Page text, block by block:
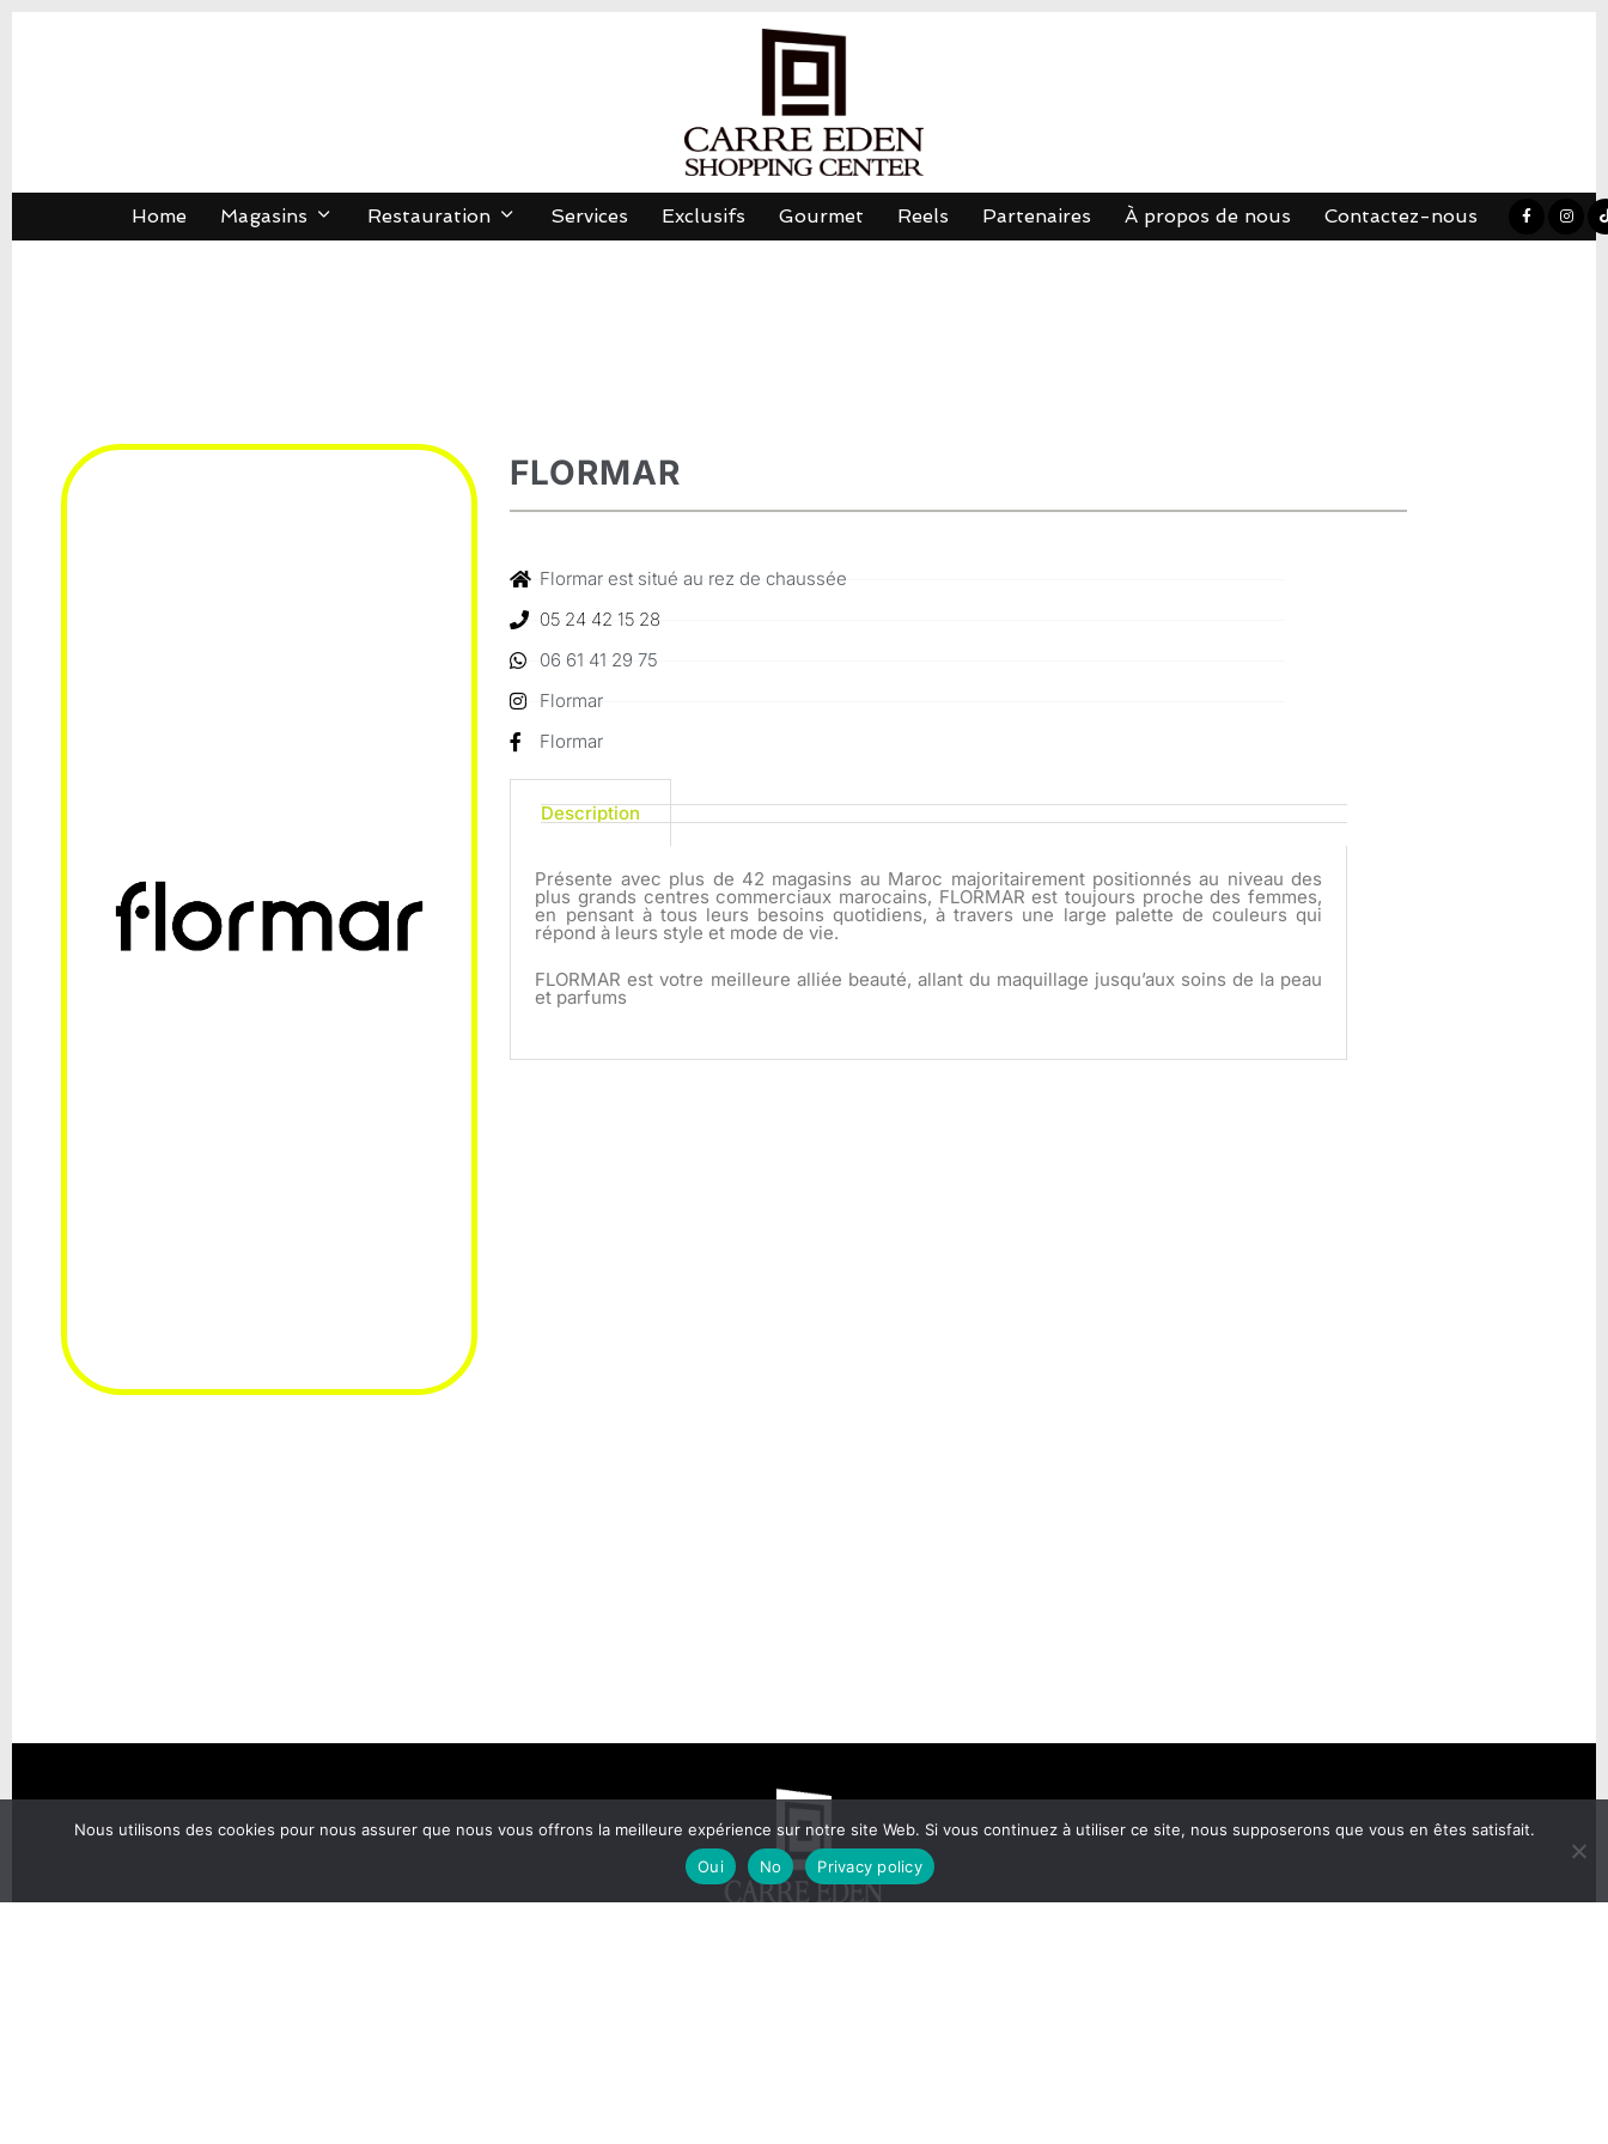
Home Magasins Restauration Services Exclusifs Gourmet Reels Partenaires À propos de nous Contactez-nous
FLORMAR
Flormar est situé au rez de chaussée
05 24 42 15 28
06 61 41 29 75
Flormar
Flormar
Description
Présente avec plus de 42 magasins au Maroc majoritairement positionnés au niveau des
plus grands centres commerciaux marocains, FLORMAR est toujours proche des femmes,
en pensant à tous leurs besoins quotidiens, à travers une large palette de couleurs qui
répond à leurs style et mode de vie.
FLORMAR est votre meilleure alliée beauté, allant du maquillage jusqu’aux soins de la peau
et parfums
Nous utilisons des cookies pour nous assurer que nous vous offrons la meilleure expérience sur notre site Web. Si vous continuez à utiliser ce site, nous supposerons que vous en êtes satisfait.
Oui
No Privacy policy